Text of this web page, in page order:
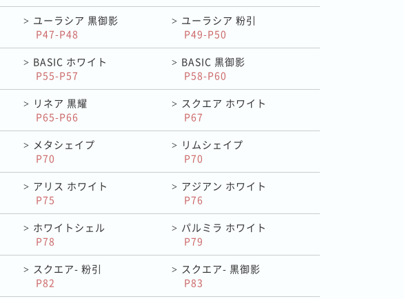
> ユーラシア 黒御影
P47-P48
> ユーラシア 粉引
P49-P50
> BASIC ホワイト
P55-P57
> BASIC 黒御影
P58-P60
> リネア 黒耀
P65-P66
> スクエア ホワイト
P67
> メタシェイプ
P70
> リムシェイプ
P70
> アリス ホワイト
P75
> アジアン ホワイト
P76
> ホワイトシェル
P78
> パルミラ ホワイト
P79
> スクエア- 粉引
P82
> スクエア- 黒御影
P83